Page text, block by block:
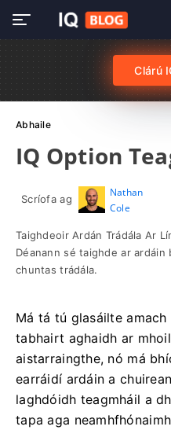
Clárú
Abhaile
IQ Option
Scríofa ag
Nathan
Cole
Taighdeoir Ardán Trádála Ar
Déanann sé taighde ar
chuntas trádála.
Má tá tú glasáilte
tabhairt aghaidh ar
aistarraingthe, nó má
earráidí ardáin a
laghdóidh teagmháil a
tapa aga